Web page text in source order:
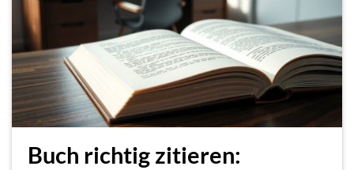
Buch richtig zitieren: